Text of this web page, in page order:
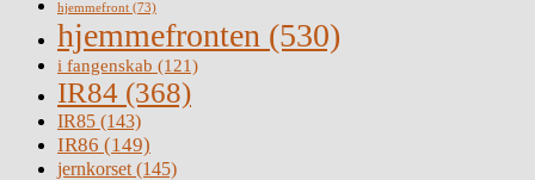
hjemmefront (73)
hjemmefronten (530)
i fangenskab (121)
IR84 (368)
IR85 (143)
IR86 (149)
jernkorset(145)